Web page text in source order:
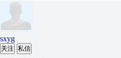
sxyg
关注 私信